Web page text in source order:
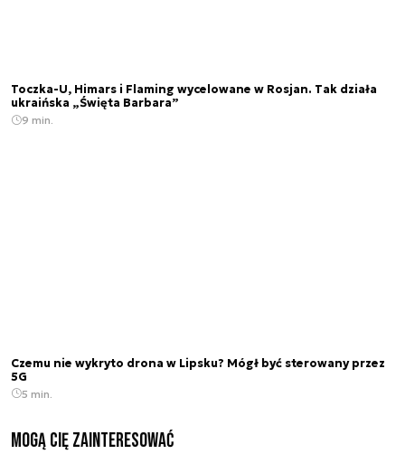
Toczka-U, Himars i Flaming wycelowane w Rosjan. Tak działa
ukraińska „Święta Barbara”
9 min.
Czemu nie wykryto drona w Lipsku? Mógł być sterowany przez
5G
5 min.
Mogą Cię zainteresować